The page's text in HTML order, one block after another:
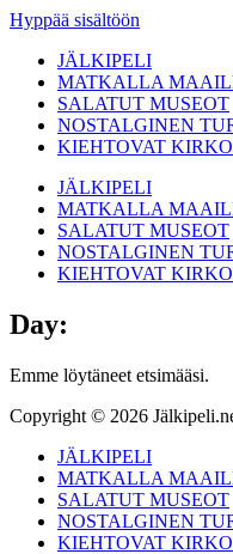
Hyppää sisältöön
JÄLKIPELI
MATKALLA
SALATUT MUSEOT
NOSTALGINEN
KIEHTOVAT
JÄLKIPELI
MATKALLA
SALATUT MUSEOT
NOSTALGINEN
KIEHTOVAT
Day:
Emme löytäneet etsimääsi.
Copyright © 2026
JÄLKIPELI
MATKALLA
SALATUT MUSEOT
NOSTALGINEN
KIEHTOVAT